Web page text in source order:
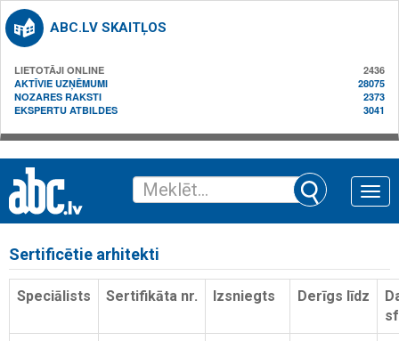
ABC.LV SKAITĻOS
LIETOTĀJI ONLINE
2436
AKTĪVIE UZŅĒMUMI
28075
NOZARES RAKSTI
2373
EKSPERTU ATBILDES
3041
Toggle
Sertificētie arhitekti
Speciālists Sertifikāta nr. Izsniegts Derīgs līdz